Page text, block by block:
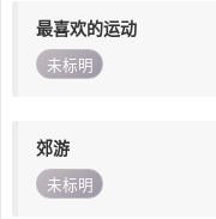
最喜欢的运动
未标明
郊游
未标明